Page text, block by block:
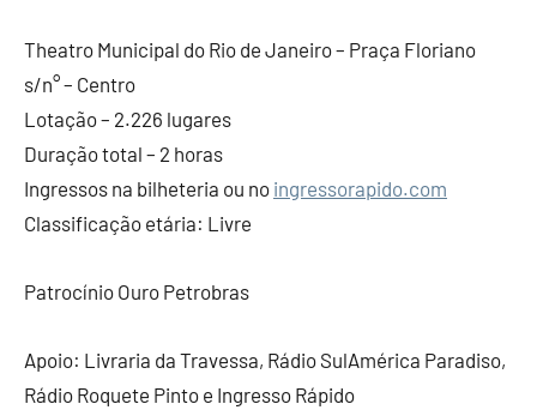
Theatro Municipal do Rio de Janeiro – Praça Floriano
s/n° – Centro
Lotação – 2.226 lugares
Duração total – 2 horas
Ingressos na bilheteria ou no ingressorapido.com
Classificação etária: Livre
Patrocínio Ouro Petrobras
Apoio: Livraria da Travessa, Rádio SulAmérica Paradiso,
Rádio Roquete Pinto e Ingresso Rápido